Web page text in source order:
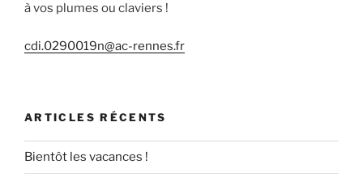
à vos plumes ou claviers !
cdi.0290019n@ac-rennes.fr
ARTICLES RÉCENTS
Bientôt les vacances !